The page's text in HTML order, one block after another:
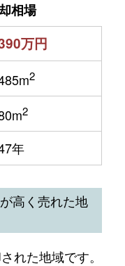
相場
万円
2
2
年
高く売れた地
れた地域です。